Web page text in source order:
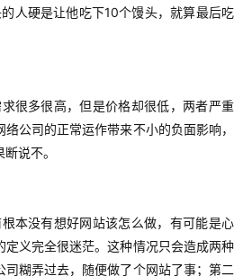
人硬是让他吃下10个馒头，就算最后吃
很多很高，但是价格却很低，两者严重
公司的正常运作带来不小的负面影响，
说不。
本没有想好网站该怎么做，有可能是心
定义完全很迷茫。这种情况只会造成两种
糊弄过去，随便做了个网站了事；第二